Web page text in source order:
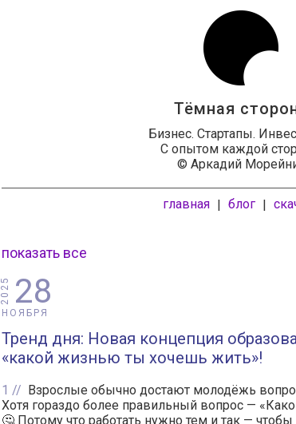
Тёмная
Бизнес. Стартапы.
С опытом каждой
© Аркадий
главная | блог |
показать все
28
НОЯБРЯ
2025
Тренд дня: Новая концепция
«какой жизнью ты хочешь жить»!
1
Взрослые обычно достают молодёжь
Хотя гораздо более правильный вопрос —
🤔 Потому что работать нужно тем и так —